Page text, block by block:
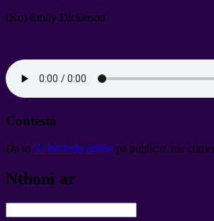
(Ko) Emily Dickinson
Contesta
Da to Xi iniciado sesión pa publicar 'nar
Nthoni ar